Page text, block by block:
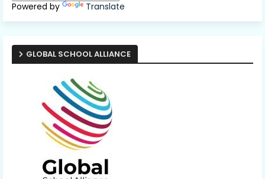
Powered by Translate
GLOBAL SCHOOL ALLIANCE